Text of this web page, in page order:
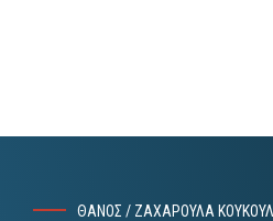
ΘΑΝΟΣ / ΖΑΧΑΡΟΥΛΑ